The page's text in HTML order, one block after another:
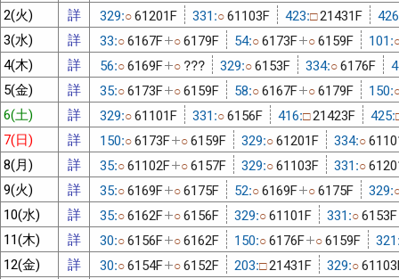
2(火)
詳 329:○61201F 331:○61103F 423:□21431F
3(水)
詳 33:○6167F ○6179F 54:○6173F ○6159F 101:
4(木) 詳 56:○6169F ○ ??? 329:○6153F 334:○6176F
5(金)
詳 35:○6173F ○6159F 58:○6167F ○6179F 150:
6(土) 詳 329:○61101F 331:○6156F 416:□21423F 425:
7(日) 詳 150:○6173F ○6159F 329:○61201F 334:○
8(月)
詳 35:○61102F ○6157F 329:○61103F 331:○
9(火)
詳 35:○6169F ○6175F 52:○6169F ○6175F 329:
10(水) 詳 35:○6162F ○6156F 329:○61101F 331:○6153F
11(木)
詳 30:○6156F ○6162F 150:○6176F ○6159F
12(金)
詳 30:○6154F ○6152F 203:□21431F 329:○